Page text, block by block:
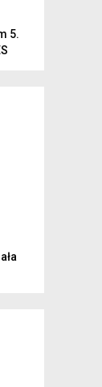
5.